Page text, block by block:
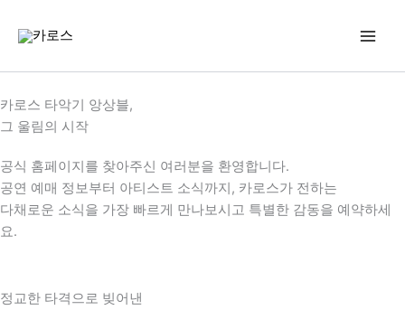
로
건
너
기
카로스 타악기 앙상블,
그 울림의 시작
공식 홈페이지를 찾아주신 여러분을 환영합니다.
공연 예매 정보부터 아티스트 소식까지, 카로스가 전하는
다채로운 소식을 가장 빠르게 만나보시고 특별한 감동을 예약하세
요.
정교한 타격으로 빚어낸